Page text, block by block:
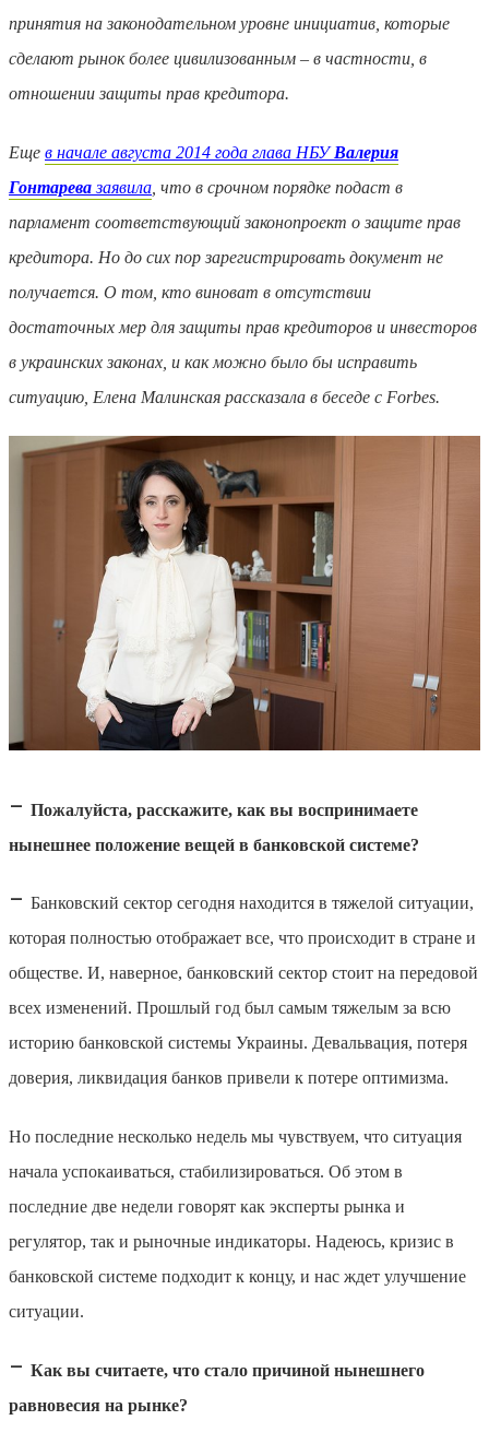
принятия на законодательном уровне инициатив, которые
сделают рынок более цивилизованным – в частности, в
отношении защиты прав кредитора.
Еще в начале августа 2014 года глава НБУВалерия
Гонтаревазаявила , что в срочном порядке подаст в
парламент соответствующий законопроект о защите прав
кредитора. Но до сих пор зарегистрировать документ не
получается. О том, кто виноват в отсутствии
достаточных мер для защиты прав кредиторов и инвесторов
в украинских законах, и как можно было бы исправить
ситуацию, Елена Малинская рассказала в беседе с Forbes.
– Пожалуйста, расскажите, как вы воспринимаете
нынешнее положение вещей в банковской системе?
– Банковский сектор сегодня находится в тяжелой ситуации,
которая полностью отображает все, что происходит в стране и
обществе. И, наверное, банковский сектор стоит на передовой
всех изменений. Прошлый год был самым тяжелым за всю
историю банковской системы Украины. Девальвация, потеря
доверия, ликвидация банков привели к потере оптимизма.
Но последние несколько недель мы чувствуем, что ситуация
начала успокаиваться, стабилизироваться. Об этом в
последние две недели говорят как эксперты рынка и
регулятор, так и рыночные индикаторы. Надеюсь, кризис в
банковской системе подходит к концу, и нас ждет улучшение
ситуации.
– Как вы считаете, что стало причиной нынешнего
равновесия на рынке?